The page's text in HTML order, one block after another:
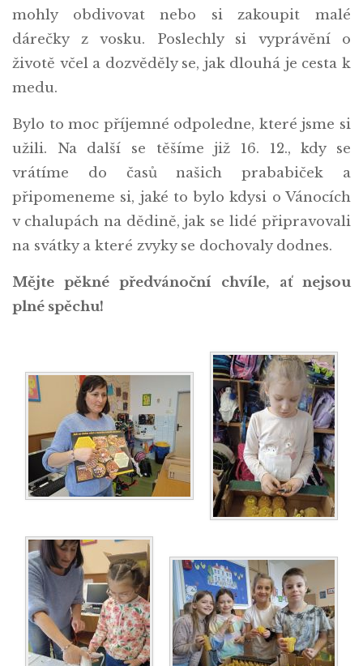
mohly obdivovat nebo si zakoupit malé
dárečky z vosku. Poslechly si vyprávění o
životě včel a dozvěděly se, jak dlouhá je cesta k
medu.
Bylo to moc příjemné odpoledne, které jsme si
užili. Na další se těšíme již 16. 12., kdy se
vrátíme do časů našich prababiček a
připomeneme si, jaké to bylo kdysi o Vánocích
v chalupách na dědině, jak se lidé připravovali
na svátky a které zvyky se dochovaly dodnes.
Mějte pěkné předvánoční chvíle, ať nejsou
plné spěchu!